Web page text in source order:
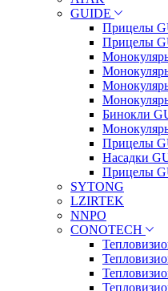
GUIDE
Прицелы
Прицелы
Бинокли
Прицелы
Насадки
Прицелы
SYTONG
LZIRTEK
NNPO
CONOTECH